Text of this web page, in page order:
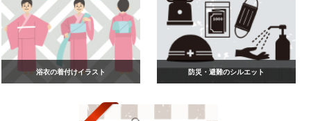
浴衣の着付けイラスト 防災・避難のシルエット